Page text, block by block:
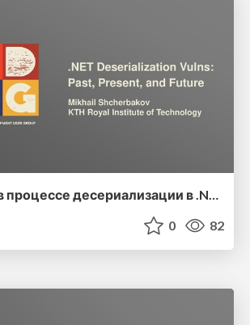
Уязвимости в процессе десериализации в .NET: прошлое, настоящее и будущее
0 82